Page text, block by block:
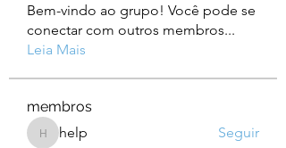
Bem-vindo ao grupo! Você pode se
conectar com outros membros...
Leia Mais
membros
helphelp Seguir